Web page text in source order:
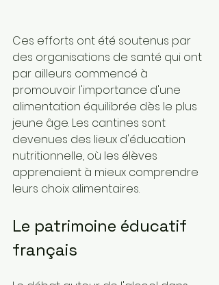
Ces efforts ont été soutenus par
des organisations de santé qui ont
par ailleurs commencé à
promouvoir l'importance d'une
alimentation équilibrée dès le plus
jeune âge. Les cantines sont
devenues des lieux d'éducation
nutritionnelle, où les élèves
apprenaient à mieux comprendre
leurs choix alimentaires.
Le patrimoine éducatif
français